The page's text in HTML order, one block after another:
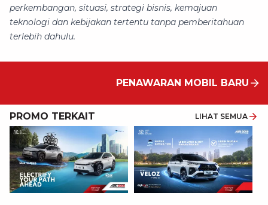
perkembangan, situasi, strategi bisnis, kemajuan
teknologi dan kebijakan tertentu tanpa pemberitahuan
terlebih dahulu.
PENAWARAN MOBIL BARU
PROMO TERKAIT LIHAT SEMUA